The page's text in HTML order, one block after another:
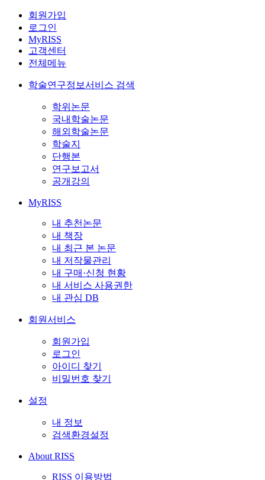
회원가입
로그인
MyRISS
고객센터
전체메뉴
학술연구정보서비스 검색
학위논문
국내학술논문
해외학술논문
학술지
단행본
연구보고서
공개강의
MyRISS
내 추천논문
내 책장
내 최근 본 논문
내 저작물관리
내 구매·신청 현황
내 서비스 사용권한
내 관심 DB
회원서비스
회원가입
로그인
아이디 찾기
비밀번호 찾기
설정
내 정보
검색환경설정
About RISS
RISS 이용방법